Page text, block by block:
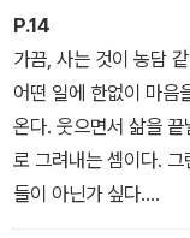
작하여 OTT, 유튜브를
들며 한국 대중문화사
어디서든 고여 있길 거
하게 움직여온 이경규
“나는 나의 롤모델이다
P.14
가끔, 사는 것이 농담
어떤 일에 한없이 마음
온다. 웃으면서 삶을
로 그려내는 셈이다.
들이 아닌가 싶다.
- ‘시작하며’ 중에서